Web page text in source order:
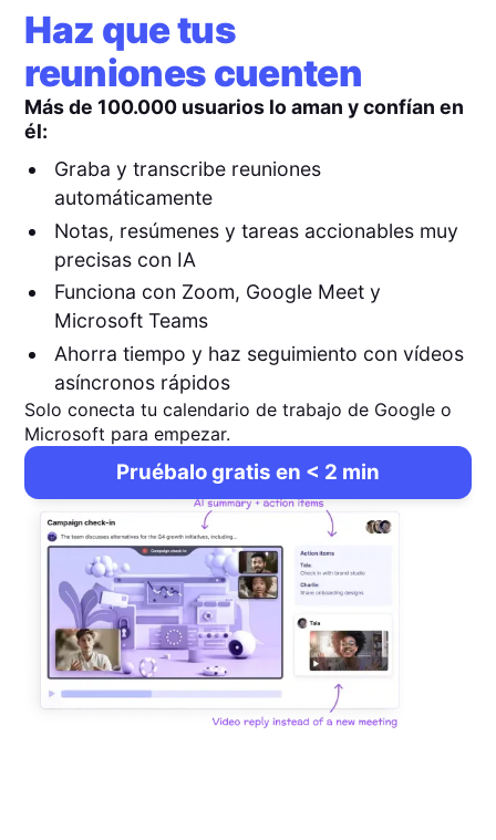
Haz que tus
reuniones cuenten
Más de 100.000 usuarios lo aman y confían en
él:
Graba y transcribe reuniones
automáticamente
Notas, resúmenes y tareas accionables muy
precisas con IA
Funciona con Zoom, Google Meet y
Microsoft Teams
Ahorra tiempo y haz seguimiento con vídeos
asíncronos rápidos
Solo conecta tu calendario de trabajo de Google o
Microsoft para empezar.
Pruébalo gratis en < 2 min